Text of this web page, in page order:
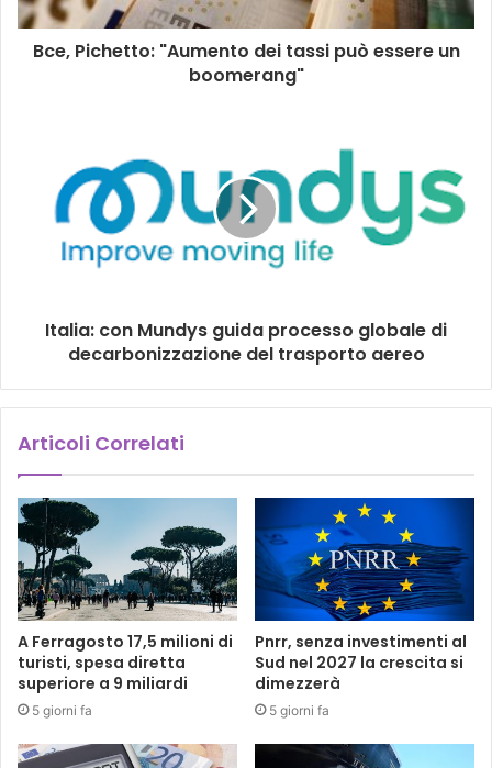
Bce, Pichetto: "Aumento dei tassi può essere un
boomerang"
Italia: con Mundys guida processo globale di
decarbonizzazione del trasporto aereo
Articoli Correlati
A Ferragosto 17,5 milioni di
turisti, spesa diretta
superiore a 9 miliardi
5 giorni fa
Pnrr, senza investimenti al
Sud nel 2027 la crescita si
dimezzerà
5 giorni fa